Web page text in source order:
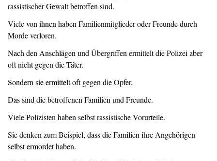
rassistischer Gewalt betroffen sind.
Viele von ihnen haben Familienmitglieder oder Freunde durch
Morde verloren.
Nach den Anschlägen und Übergriffen ermittelt die Polizei aber
oft nicht gegen die Täter.
Sondern sie ermittelt oft gegen die Opfer.
Das sind die betroffenen Familien und Freunde.
Viele Polizisten haben selbst rassistische Vorurteile.
Sie denken zum Beispiel, dass die Familien ihre Angehörigen
selbst ermordet haben.